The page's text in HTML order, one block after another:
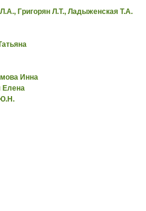
Григорян Л.Т., Ладыженская Т.А.
Инна
Елена